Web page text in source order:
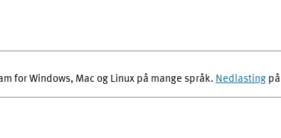
for Windows, Mac og Linux på mange språk. Nedlasting